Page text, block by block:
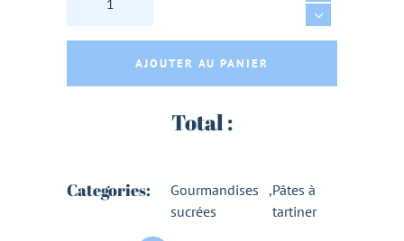
AJOUTER AU PANIER
Total :
Categories:
Gourmandises
sucrées
,Pâtes à
tartiner